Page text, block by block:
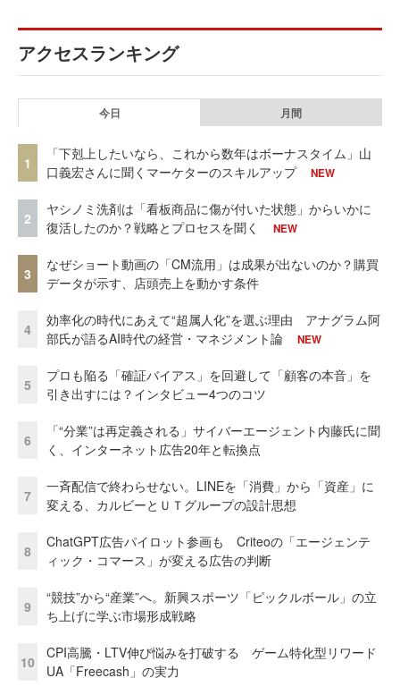
アクセスランキング
今日 月間
1
「下剋上したいなら、これから数年はボーナスタイム」山
口義宏さんに聞くマーケターのスキルアップ
NEW
2
ヤシノミ洗剤は「看板商品に傷が付いた状態」からいかに
復活したのか？戦略とプロセスを聞く
NEW
3
なぜショート動画の「CM流用」は成果が出ないのか？購買
データが示す、店頭売上を動かす条件
4
効率化の時代にあえて“超属人化”を選ぶ理由 アナグラム阿
部氏が語るAI時代の経営・マネジメント論
NEW
5
プロも陥る「確証バイアス」を回避して「顧客の本音」を
引き出すには？インタビュー4つのコツ
6
「“分業”は再定義される」サイバーエージェント内藤氏に聞
く、インターネット広告20年と転換点
7
一斉配信で終わらせない。LINEを「消費」から「資産」に
変える、カルビーとＵＴグループの設計思想
8
ChatGPT広告パイロット参画も Criteoの「エージェンテ
ィック・コマース」が変える広告の判断
9
“競技”から“産業”へ。新興スポーツ「ピックルボール」の立
ち上げに学ぶ市場形成戦略
10
CPI高騰・LTV伸び悩みを打破する ゲーム特化型リワード
UA「Freecash」の実力